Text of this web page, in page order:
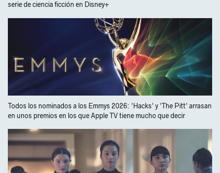
serie de ciencia ficción en Disney+
Todos los nominados a los Emmys 2026: 'Hacks' y 'The Pitt' arrasan
en unos premios en los que Apple TV tiene mucho que decir